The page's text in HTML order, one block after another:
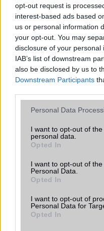
opt-out request is
interest-based ads based
us or personal information
your opt-out. You may
disclosure of your
IAB’s list of downstream
also be disclosed by us to
Downstream Participants
Please note that this
not limited to your visit or
grant or deny consent to
use your data for below
consent section.
Personal Data
I want to opt-out of
personal data.
Opted In
I want to opt-out of
Personal Data.
Opted In
I want to opt-out of
Personal Data for
Opted In
Sok felhasználó külön
Android már évek óta
amelyek maguktól
Ez a rejtett
sokan
2026.07.12
|
Az Edge Panel az egyik
jelentősen felgyorsítja a
miközben a Pixel
KAPCSOLÓDÓ HÍREK
Huawei P30, Pro és Lite
Vegyél Huawei